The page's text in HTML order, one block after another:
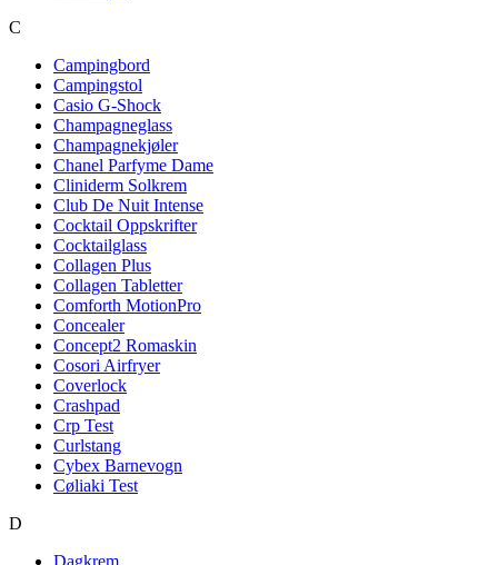
C
Campingbord
Campingstol
Casio G-Shock
Champagneglass
Champagnekjøler
Chanel Parfyme Dame
Cliniderm Solkrem
Club De Nuit Intense
Cocktail Oppskrifter
Cocktailglass
Collagen Plus
Collagen Tabletter
Comforth MotionPro
Concealer
Concept2 Romaskin
Cosori Airfryer
Coverlock
Crashpad
Crp Test
Curlstang
Cybex Barnevogn
Cøliaki Test
D
Dagkrem